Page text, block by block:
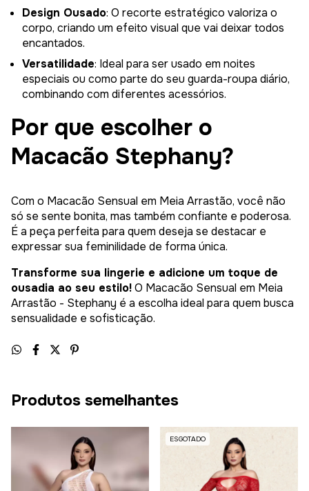
Design Ousado: O recorte estratégico valoriza o
corpo, criando um efeito visual que vai deixar todos
encantados.
Versatilidade: Ideal para ser usado em noites
especiais ou como parte do seu guarda-roupa diário,
combinando com diferentes acessórios.
Por que escolher o
Macacão Stephany?
Com o Macacão Sensual em Meia Arrastão, você não
só se sente bonita, mas também confiante e poderosa.
É a peça perfeita para quem deseja se destacar e
expressar sua feminilidade de forma única.
Transforme sua lingerie e adicione um toque de
ousadia ao seu estilo!O Macacão Sensual em Meia
Arrastão - Stephany é a escolha ideal para quem busca
sensualidade e sofisticação.
Produtos semelhantes
ESGOTADO